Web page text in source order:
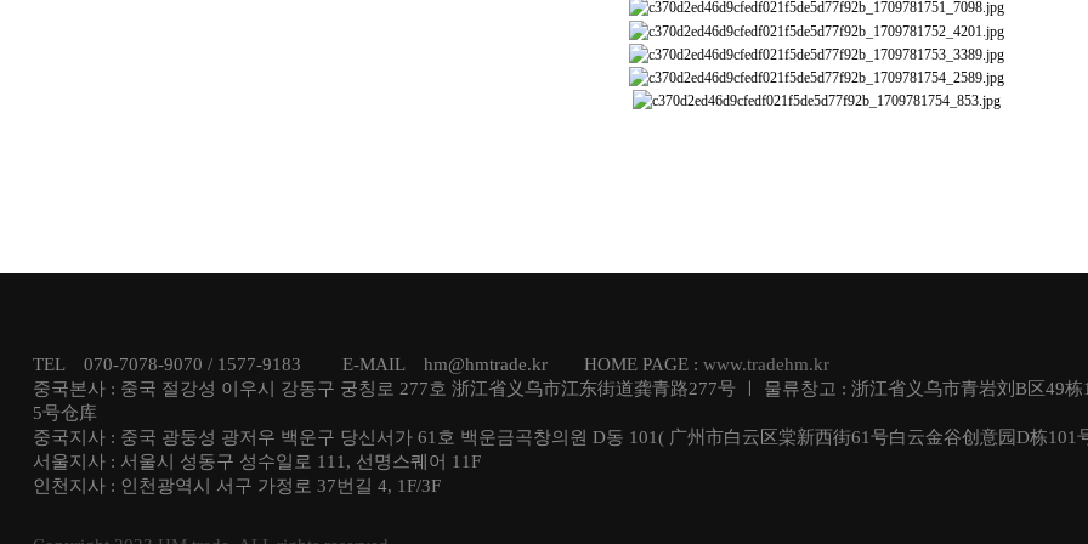
TEL 070-7078-9070 / 1577-9183 E-MAIL hm@hmtrade.kr HOME PAGE : www.tradehm.kr
중국본사 : 중국 절강성 이우시 강동구 궁칭로 277호 浙江省义乌市江东街道龚青路277号 ㅣ 물류창고 : 浙江省义乌市青岩刘B区49栋
5号仓库
중국지사 : 중국 광둥성 광저우 백운구 당신서가 61호 백운금곡창의원 D동 101( 广州市白云区棠新西街61号白云金谷创意园D栋101
서울지사 : 서울시 성동구 성수일로 111, 선명스퀘어 11F
인천지사 : 인천광역시 서구 가정로 37번길 4, 1F/3F